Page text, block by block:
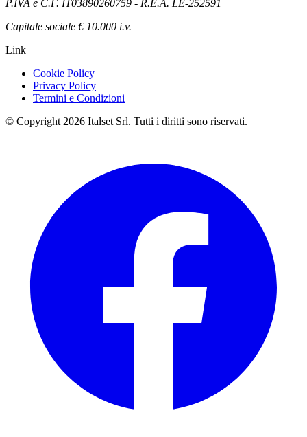
P.IVA e C.F. IT03890260759 - R.E.A. LE-252591
Capitale sociale € 10.000 i.v.
Link
Cookie Policy
Privacy Policy
Termini e Condizioni
© Copyright 2026 Italset Srl. Tutti i diritti sono riservati.